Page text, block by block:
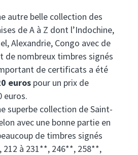
autre belle collection des
de A à Z dont l’Indochine,
Alexandrie, Congo avec de
de nombreux timbres signés
de certificats a été
eurospour un prix de
euros.
superbe collection de Saint-
avec une bonne partie en
de timbres signés
212 à 231**, 246**, 258**,